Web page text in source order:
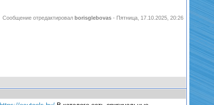
Сообщение отредактировал borisglebovas - Пятница, 17.10.2025, 20:26